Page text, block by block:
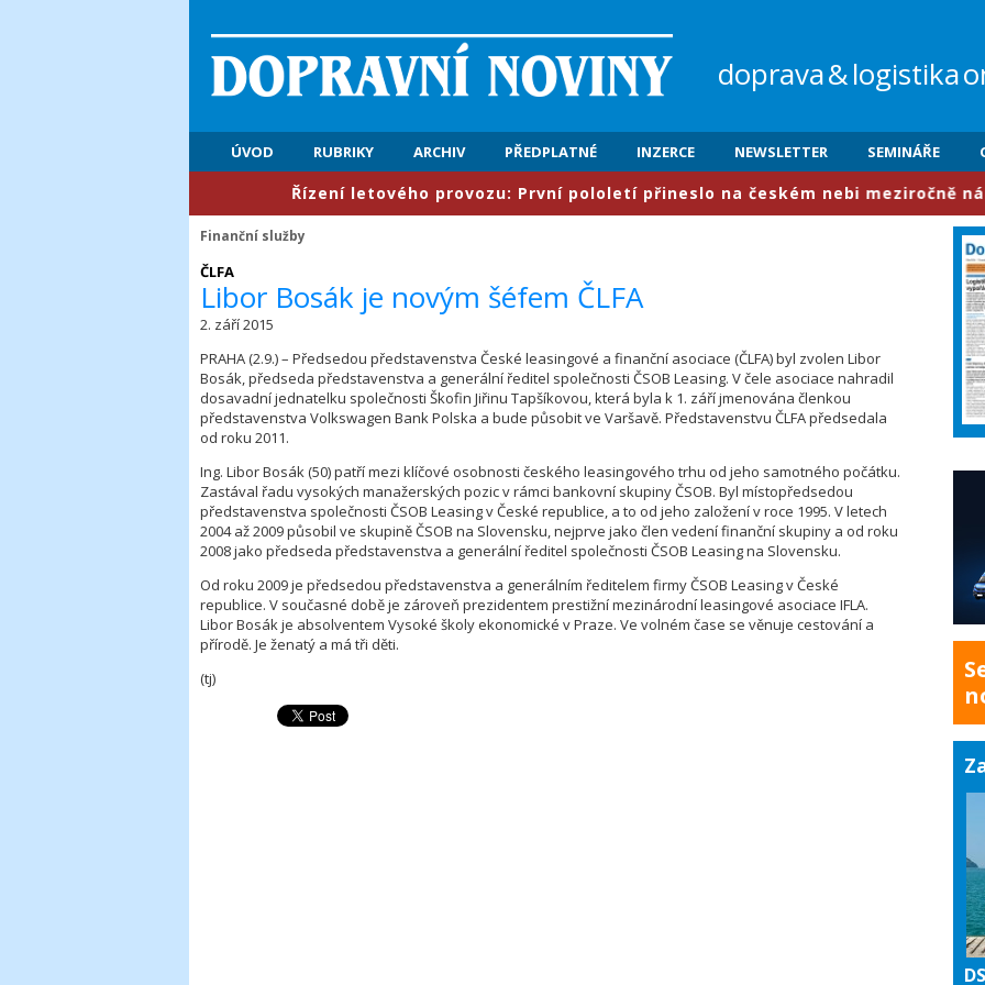
doprava&logistika
ÚVOD RUBRIKY ARCHIV PŘEDPLATNÉ INZERCE NEWSLETTER SEMINÁŘE
​Řízení letového provozu: První pololetí přineslo na českém nebi meziročně nárůst
Finanční služby
ČLFA
Libor Bosák je novým šéfem ČLFA
2. září 2015
PRAHA (2.9.) – Předsedou představenstva České leasingové a finanční asociace (ČLFA) byl zvolen Libor
Bosák, předseda představenstva a generální ředitel společnosti ČSOB Leasing. V čele asociace nahradil
dosavadní jednatelku společnosti Škofin Jiřinu Tapšíkovou, která byla k 1. září jmenována členkou
představenstva Volkswagen Bank Polska a bude působit ve Varšavě. Představenstvu ČLFA předsedala
od roku 2011.
Ing. Libor Bosák (50) patří mezi klíčové osobnosti českého leasingového trhu od jeho samotného počátku.
Zastával řadu vysokých manažerských pozic v rámci bankovní skupiny ČSOB. Byl místopředsedou
představenstva společnosti ČSOB Leasing v České republice, a to od jeho založení v roce 1995. V letech
2004 až 2009 působil ve skupině ČSOB na Slovensku, nejprve jako člen vedení finanční skupiny a od roku
2008 jako předseda představenstva a generální ředitel společnosti ČSOB Leasing na Slovensku.
Od roku 2009 je předsedou představenstva a generálním ředitelem firmy ČSOB Leasing v České
republice. V současné době je zároveň prezidentem prestižní mezinárodní leasingové asociace IFLA.
Libor Bosák je absolventem Vysoké školy ekonomické v Praze. Ve volném čase se věnuje cestování a
přírodě. Je ženatý a má tři děti.
(tj)